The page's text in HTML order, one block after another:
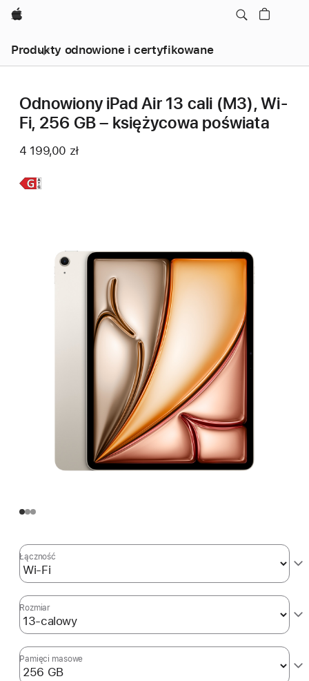
Apple
Produkty odnowione i certyfikowane
Odnowiony iPad Air 13 cali (M3), Wi-
Fi, 256 GB – księżycowa poświata
4 199,00 zł
Dowiedz się
Łączność
Rozmiar
Pamięci masowe